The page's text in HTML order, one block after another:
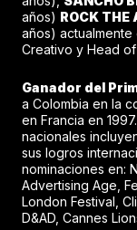
años) ROCK THE
años)
Creativo y Head of
Ganador del
a Colombia en la
en Francia en
nacionales
sus logros
nominaciones en:
Advertising Age,
London Festival,
D&AD, Cannes